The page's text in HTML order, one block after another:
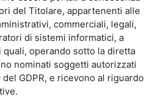
del Titolare, appartenenti alle
commerciali, legali,
di sistemi informatici, a
operando sotto la diretta
nominati soggetti autorizzati
GDPR, e ricevono al riguardo